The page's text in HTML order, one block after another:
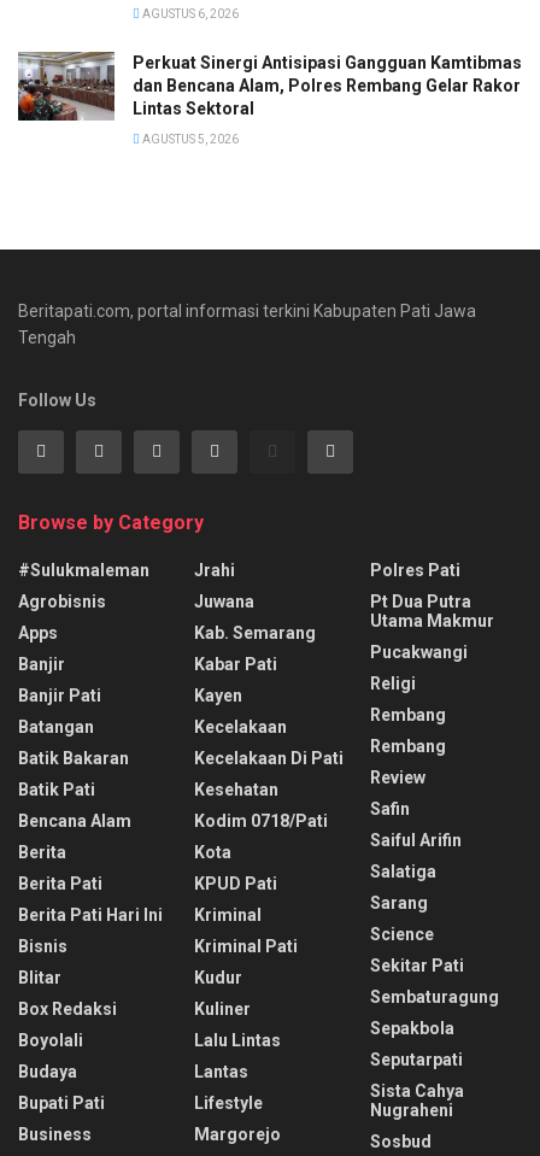
AGUSTUS 6, 2026
Perkuat Sinergi Antisipasi Gangguan Kamtibmas
dan Bencana Alam, Polres Rembang Gelar Rakor
Lintas Sektoral
AGUSTUS 5, 2026
Beritapati.com, portal informasi terkini Kabupaten Pati Jawa
Tengah
Follow Us
Browse by Category
#sulukmaleman
Agrobisnis
Apps
Banjir
Banjir Pati
Batangan
Batik Bakaran
Batik Pati
Bencana Alam
Berita
Berita Pati
Berita Pati Hari Ini
Bisnis
Blitar
Box Redaksi
Boyolali
Budaya
Bupati Pati
Business
Jrahi
Juwana
Kab. Semarang
Kabar Pati
Kayen
Kecelakaan
Kecelakaan Di Pati
Kesehatan
Kodim 0718/pati
Kota
KPUD Pati
Kriminal
Kriminal Pati
Kudur
Kuliner
Lalu Lintas
Lantas
Lifestyle
Margorejo
Polres Pati
Pt Dua Putra
Utama Makmur
Pucakwangi
Religi
Rembang
Rembang
Review
Safin
Saiful Arifin
Salatiga
Sarang
Science
Sekitar Pati
Sembaturagung
Sepakbola
Seputarpati
Sista Cahya
Nugraheni
Sosbud